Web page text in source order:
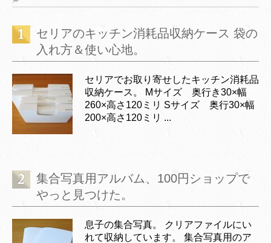
セリアのキッチン消耗品収納ケース 袋の
入れ方＆使い心地。
セリアでお取り寄せしたキッチン消耗品
収納ケース。 Mサイズ 奥行き30×幅
260×高さ120ミリ Sサイズ 奥行30×幅
200×高さ120ミリ ...
集合写真用アルバム、100円ショップで
やっと見つけた。
息子の集合写真。 クリアファイルにい
れて収納しています。 集合写真用のア